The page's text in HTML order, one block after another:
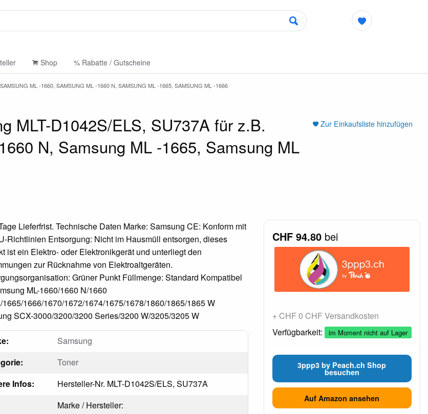
Shop % Rabatte / Gutscheine
ML -1660, SAMSUNG ML -1660 N, SAMSUNG ML -1665, SAMSUNG ML -1666
Zur Einkaufsliste hinzufügen
MLT-D1042S/ELS, SU737A für z.B.
N, Samsung ML -1665, Samsung ML
Lieferfrist. Technische Daten Marke: Samsung CE: Konform mit
Richtlinien Entsorgung: Nicht im Hausmüll entsorgen, dieses
ist ein Elektro- oder Elektronikgerät und unterliegt den
zur Rücknahme von Elektroaltgeräten.
Grüner Punkt Füllmenge: Standard Kompatibel
ML-1660/1660 N/1660
1666/1670/1672/1674/1675/1678/1860/1865/1865 W
SCX-3000/3200/3200 Series/3200 W/3205/3205 W
Samsung
Toner
Infos:
Hersteller-Nr. MLT-D1042S/ELS, SU737A
Marke / Hersteller:
CHF 94.80bei
+ CHF 0 CHF Versandkosten
Verfügbarkeit:
im Moment nicht auf Lager
3ppp3 by Peach.ch Shop
besuchen
Auf Amazon ansehen